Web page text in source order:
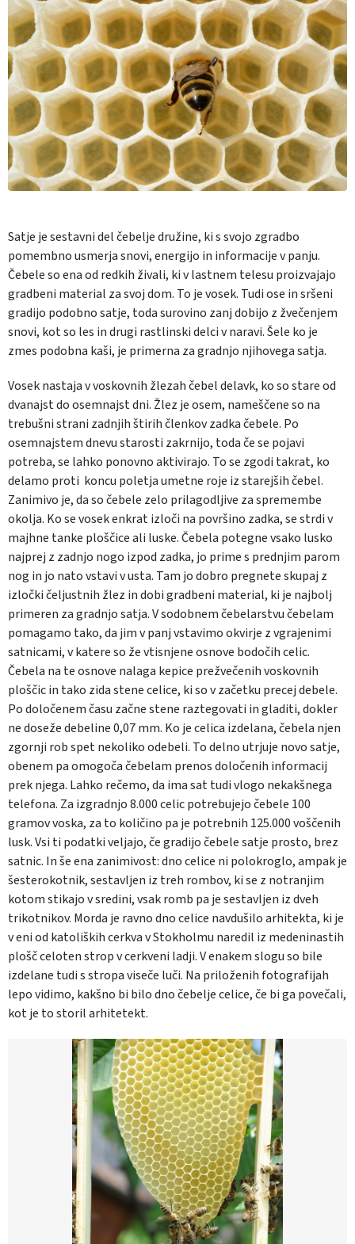
Satje je sestavni del čebelje družine, ki s svojo zgradbo
pomembno usmerja snovi, energijo in informacije v panju.
Čebele so ena od redkih živali, ki v lastnem telesu proizvajajo
gradbeni material za svoj dom. To je vosek. Tudi ose in sršeni
gradijo podobno satje, toda surovino zanj dobijo z žvečenjem
snovi, kot so les in drugi rastlinski delci v naravi. Šele ko je
zmes podobna kaši, je primerna za gradnjo njihovega satja.
Vosek nastaja v voskovnih žlezah čebel delavk, ko so stare od
dvanajst do osemnajst dni. Žlez je osem, nameščene so na
trebušni strani zadnjih štirih členkov zadka čebele. Po
osemnajstem dnevu starosti zakrnijo, toda če se pojavi
potreba, se lahko ponovno aktivirajo. To se zgodi takrat, ko
delamo proti koncu poletja umetne roje iz starejših čebel.
Zanimivo je, da so čebele zelo prilagodljive za spremembe
okolja. Ko se vosek enkrat izloči na površino zadka, se strdi v
majhne tanke ploščice ali luske. Čebela potegne vsako lusko
najprej z zadnjo nogo izpod zadka, jo prime s prednjim parom
nog in jo nato vstavi v usta. Tam jo dobro pregnete skupaj z
izločki čeljustnih žlez in dobi gradbeni material, ki je najbolj
primeren za gradnjo satja. V sodobnem čebelarstvu čebelam
pomagamo tako, da jim v panj vstavimo okvirje z vgrajenimi
satnicami, v katere so že vtisnjene osnove bodočih celic.
Čebela na te osnove nalaga kepice prežvečenih voskovnih
ploščic in tako zida stene celice, ki so v začetku precej debele.
Po določenem času začne stene raztegovati in gladiti, dokler
ne doseže debeline 0,07 mm. Ko je celica izdelana, čebela njen
zgornji rob spet nekoliko odebeli. To delno utrjuje novo satje,
obenem pa omogoča čebelam prenos določenih informacij
prek njega. Lahko rečemo, da ima sat tudi vlogo nekakšnega
telefona. Za izgradnjo 8.000 celic potrebujejo čebele 100
gramov voska, za to količino pa je potrebnih 125.000 voščenih
lusk. Vsi ti podatki veljajo, če gradijo čebele satje prosto, brez
satnic. In še ena zanimivost: dno celice ni polokroglo, ampak je
šesterokotnik, sestavljen iz treh rombov, ki se z notranjim
kotom stikajo v sredini, vsak romb pa je sestavljen iz dveh
trikotnikov. Morda je ravno dno celice navdušilo arhitekta, ki je
v eni od katoliških cerkva v Stokholmu naredil iz medeninastih
plošč celoten strop v cerkveni ladji. V enakem slogu so bile
izdelane tudi s stropa viseče luči. Na priloženih fotografijah
lepo vidimo, kakšno bi bilo dno čebelje celice, če bi ga povečali,
kot je to storil arhitetekt.